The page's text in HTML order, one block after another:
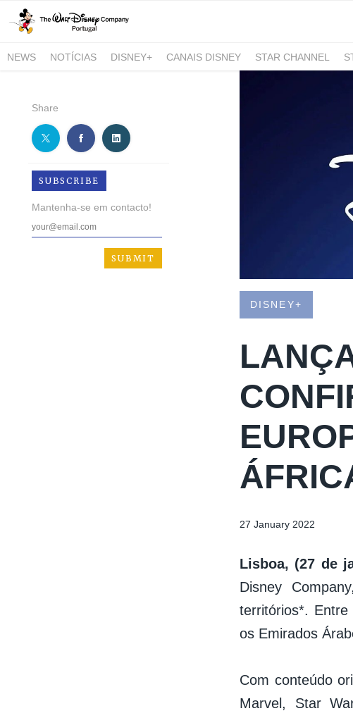
NEWS NOTÍCIAS DISNEY+ CANAIS DISNEY STAR CHANNEL
Share
SUBSCRIBE
Mantenha-se em contacto!
DISNEY+
27 January 2022
Lisboa, (27 de
Disney
territórios*.
os Emirados
Com conteúdo
Marvel, Star